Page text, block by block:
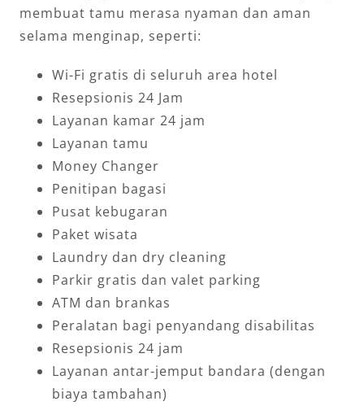
membuat tamu merasa nyaman dan aman
selama menginap, seperti:
Wi-Fi gratis di seluruh area hotel
Resepsionis 24 Jam
Layanan kamar 24 jam
Layanan tamu
Money Changer
Penitipan bagasi
Pusat kebugaran
Paket wisata
Laundry dan dry cleaning
Parkir gratis dan valet parking
ATM dan brankas
Peralatan bagi penyandang disabilitas
Resepsionis 24 jam
Layanan antar-jemput bandara (dengan
biaya tambahan)